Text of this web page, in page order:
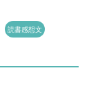
読書感想文